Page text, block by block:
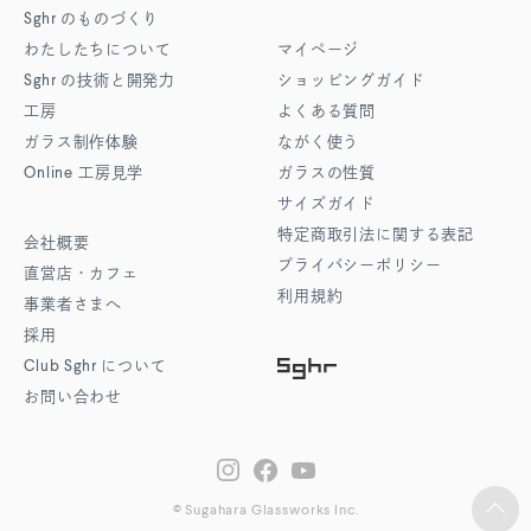
Sghr のものづくり
わたしたちについて
Sghr の技術と開発力
工房
ガラス制作体験
Online 工房見学
会社概要
直営店・カフェ
事業者さまへ
採用
Club Sghr について
お問い合わせ
マイページ
ショッピングガイド
よくある質問
ながく使う
ガラスの性質
サイズガイド
特定商取引法に関する表記
プライバシーポリシー
利用規約
© Sugahara Glassworks Inc.